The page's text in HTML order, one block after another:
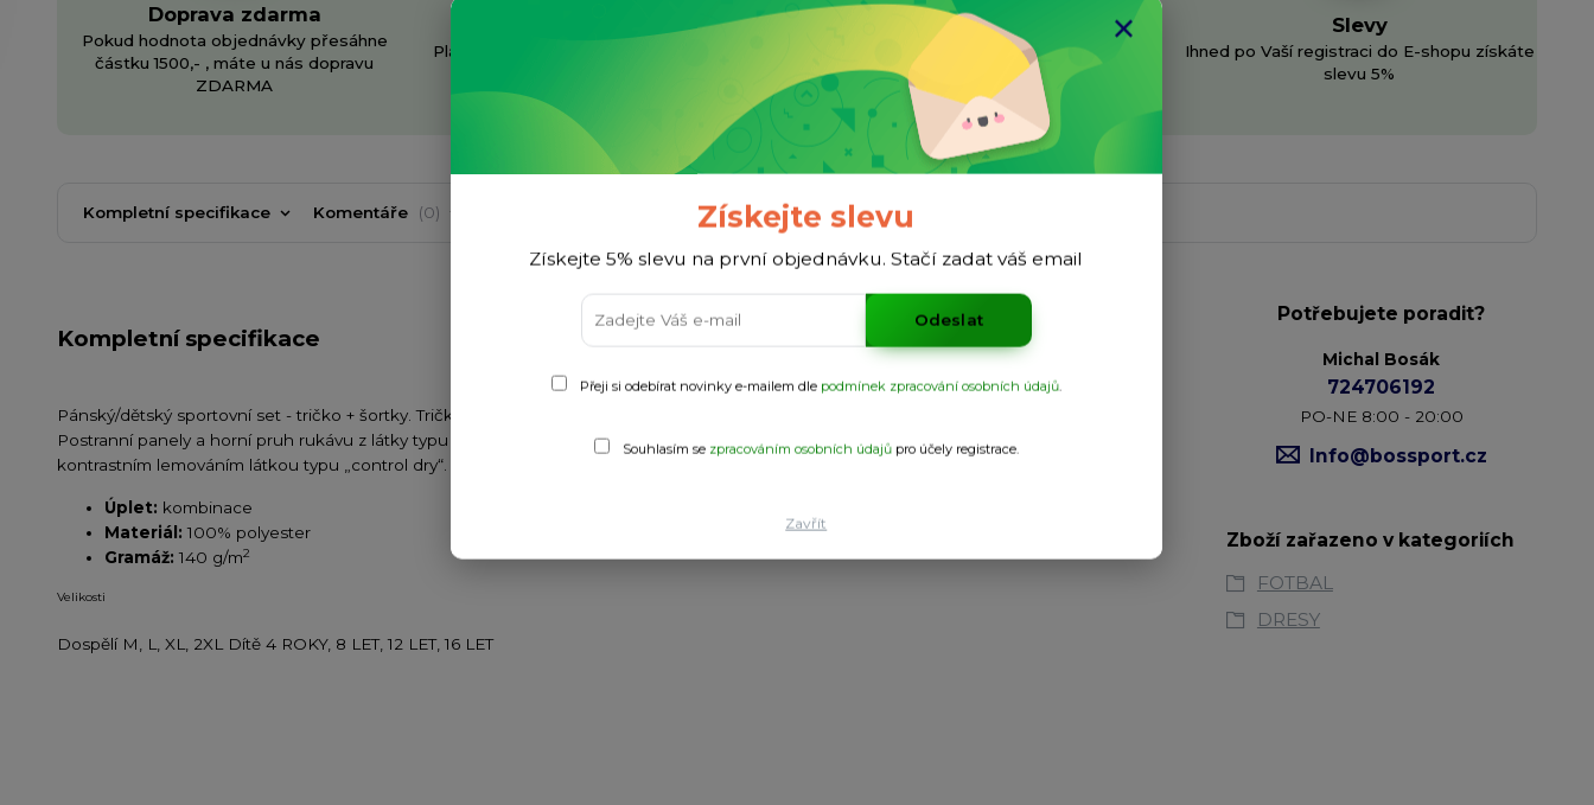
Doprava zdarma
Pokud hodnota objednávky přesáhne
částku 1500,- , máte u nás dopravu
ZDARMA
Individuální přístup
Plánujete větší nákup? Napište nám a třeba
Facebook
Jsme aktivní na sociélních sítí
Slevy
Ihned po Vaší registraci do E-shopu získáte
slevu 5%
Kompletní specifikace Komentáře 0
Kompletní specifikace
Pánský/dětský sportovní set - tričko + šortky. Tričko s korejským límečkem s otevřením na patent. Vnitřní strana rukávu z prodyšné látky.
Postranní panely a horní pruh rukávu z látky typu „control dry“. Krátké kalhoty s nastavitelným pasem se šňůrkou. Spodní část nohavice s
kontrastním lemováním látkou typu „control dry“. Odnímatelný štítek. Prodyšný model.
Úplet: kombinace
Materiál: 100% polyester
Gramáž: 140 g/m2
Velikosti
Dospělí M, L, XL, 2XL Dítě 4 ROKY, 8 LET, 12 LET, 16 LET
Potřebujete poradit?
Michal Bosák
724706192
PO-NE 8:00 - 20:00
Info@bossport.cz
Zboží zařazeno v kategoriích
FOTBAL
DRESY
Získejte slevu
Získejte 5% slevu na první objednávku. Stačí zadat váš email
Odeslat
Přeji si odebírat novinky e-mailem dle podmínek zpracování osobních údajů.
Souhlasím se zpracováním osobních údajůpro účely registrace.
Zavřít